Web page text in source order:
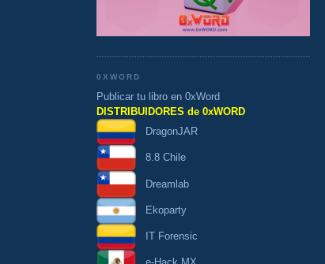
0XWORD
Publicar tu libro en 0xWord
DISTRIBUIDORES de 0xWORD
DragonJAR
8.8 Chile
Dreamlab
Ekoparty
IT Forensic